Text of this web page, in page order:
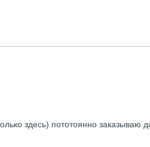
здесь) пототоянно заказываю